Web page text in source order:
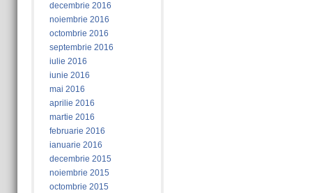
decembrie 2016
noiembrie 2016
octombrie 2016
septembrie 2016
iulie 2016
iunie 2016
mai 2016
aprilie 2016
martie 2016
februarie 2016
ianuarie 2016
decembrie 2015
noiembrie 2015
octombrie 2015